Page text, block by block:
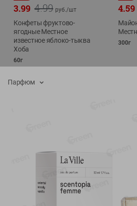
4.99
3.99 руб./шт
Конфеты фруктово-
ягодные Местное
известное яблоко-тыква
Хоба
60г
4.59
300г
Парфюм